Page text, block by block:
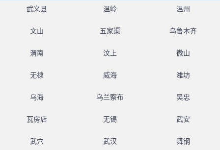
武义县 温岭 温州
文山 五家渠 乌鲁木齐
渭南 汶上 微山
无棣 威海 潍坊
乌海 乌兰察布 吴忠
瓦房店 无锡 武安
武穴 武汉 舞钢